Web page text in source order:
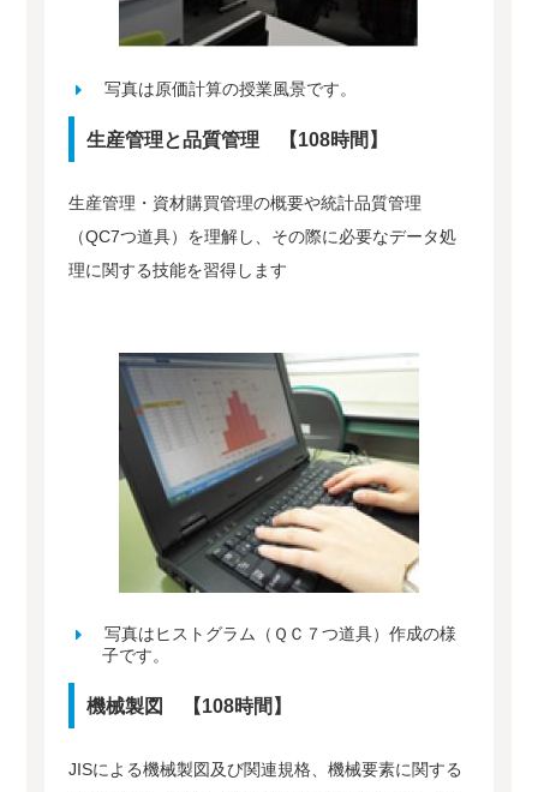
写真は原価計算の授業風景です。
生産管理と品質管理 【108時間】
生産管理・資材購買管理の概要や統計品質管理
（QC7つ道具）を理解し、その際に必要なデータ処
理に関する技能を習得します
写真はヒストグラム（ＱＣ７つ道具）作成の様
子です。
機械製図 【108時間】
JISによる機械製図及び関連規格、機械要素に関する